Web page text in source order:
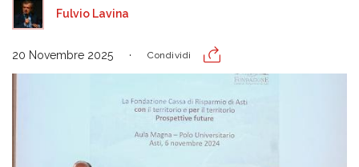
Fulvio Lavina
20 Novembre 2025 Condividi